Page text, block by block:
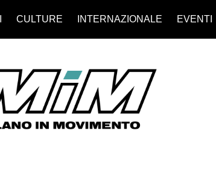
CULTURE INTERNAZIONALE EVENTI